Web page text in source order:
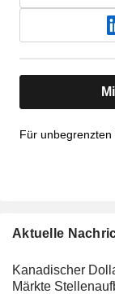
Für unbegrenzten
Aktuelle
Kanadischer
Märkte